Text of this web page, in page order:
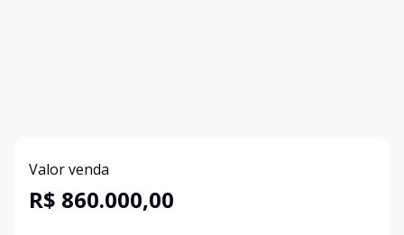
Valor venda
R$ 860.000,00